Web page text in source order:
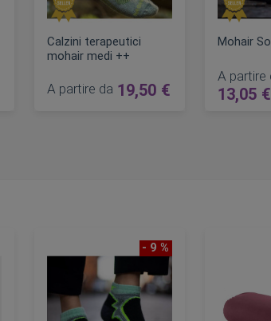
Calzini terapeutici
mohair medi ++
A partire da 19,50 €
Mohair
A partire
13,05 €
- 9 %